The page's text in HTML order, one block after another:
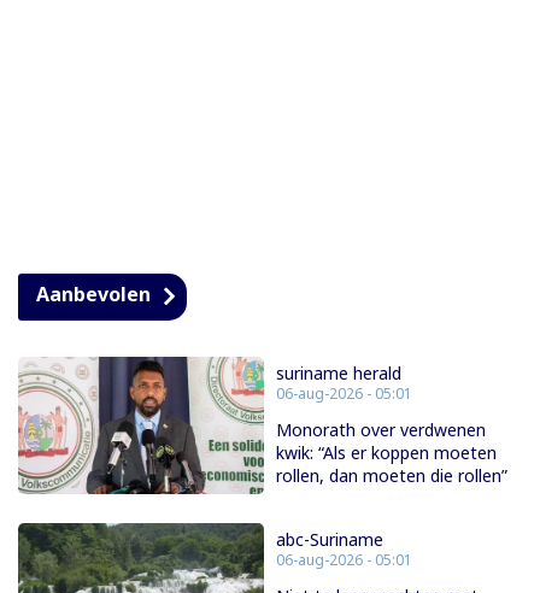
Aanbevolen
suriname herald
06-aug-2026 - 05:01
Monorath over verdwenen
kwik: “Als er koppen moeten
rollen, dan moeten die rollen”
abc-Suriname
06-aug-2026 - 05:01